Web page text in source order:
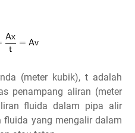
(meter kubik), t adalah
penampang aliran (meter
fluida dalam pipa alir
yang mengalir dalam